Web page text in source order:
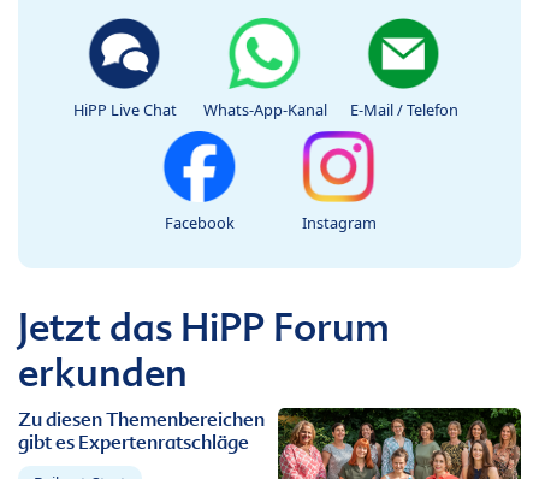
HiPP Live Chat Whats-App-Kanal E-Mail / Telefon
Facebook Instagram
Jetzt das HiPP Forum
erkunden
Zu diesen Themenbereichen
gibt es Expertenratschläge